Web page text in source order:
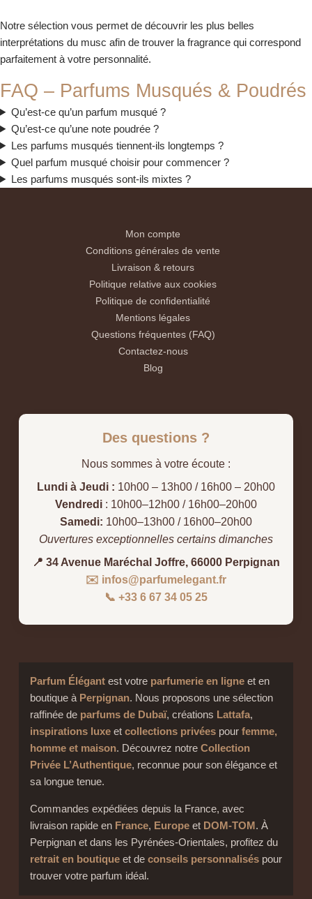
Notre sélection vous permet de découvrir les plus belles
interprétations du musc afin de trouver la fragrance qui correspond
parfaitement à votre personnalité.
FAQ – Parfums Musqués & Poudrés
Qu’est-ce qu’un parfum musqué ?
Qu’est-ce qu’une note poudrée ?
Les parfums musqués tiennent-ils longtemps ?
Quel parfum musqué choisir pour commencer ?
Les parfums musqués sont-ils mixtes ?
Mon compte
Conditions générales de vente
Livraison & retours
Politique relative aux cookies
Politique de confidentialité
Mentions légales
Questions fréquentes (FAQ)
Contactez-nous
Blog
Des questions ?
Nous sommes à votre écoute :
Lundi à Jeudi : 10h00 – 13h00 / 16h00 – 20h00
Vendredi : 10h00–12h00 / 16h00–20h00
Samedi: 10h00–13h00 / 16h00–20h00
Ouvertures exceptionnelles certains dimanches
📍 34 Avenue Maréchal Joffre, 66000 Perpignan
✉️ infos@parfumelegant.fr
📞 +33 6 67 34 05 25
Parfum Élégantest votre parfumerie en ligneet en
boutique à Perpignan. Nous proposons une sélection
raffinée de parfums de Dubaï, créations Lattafa,
inspirations luxeet collections privéespour femme,
homme et maison. Découvrez notre Collection
Privée L’Authentique, reconnue pour son élégance et
sa longue tenue.
Commandes expédiées depuis la France, avec
livraison rapide en France, Europeet DOM-TOM. À
Perpignan et dans les Pyrénées-Orientales, profitez du
retrait en boutiqueet de conseils personnaliséspour
trouver votre parfum idéal.